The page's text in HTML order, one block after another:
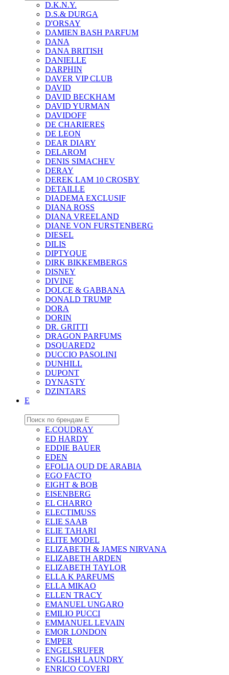
D.K.N.Y.
D.S.& DURGA
D'ORSAY
DAMIEN BASH PARFUM
DANA
DANA BRITISH
DANIELLE
DARPHIN
DAVER VIP CLUB
DAVID
DAVID BECKHAM
DAVID YURMAN
DAVIDOFF
DE CHARIERES
DE LEON
DEAR DIARY
DELAROM
DENIS SIMACHEV
DERAY
DEREK LAM 10 CROSBY
DETAILLE
DIADEMA EXCLUSIF
DIANA ROSS
DIANA VREELAND
DIANE VON FURSTENBERG
DIESEL
DILIS
DIPTYQUE
DIRK BIKKEMBERGS
DISNEY
DIVINE
DOLCE & GABBANA
DONALD TRUMP
DORA
DORIN
DR. GRITTI
DRAGON PARFUMS
DSQUARED2
DUCCIO PASOLINI
DUNHILL
DUPONT
DYNASTY
DZINTARS
E
E.COUDRAY
ED HARDY
EDDIE BAUER
EDEN
EFOLIA OUD DE ARABIA
EGO FACTO
EIGHT & BOB
EISENBERG
EL CHARRO
ELECTIMUSS
ELIE SAAB
ELIE TAHARI
ELITE MODEL
ELIZABETH & JAMES NIRVANA
ELIZABETH ARDEN
ELIZABETH TAYLOR
ELLA K PARFUMS
ELLA MIKAO
ELLEN TRACY
EMANUEL UNGARO
EMILIO PUCCI
EMMANUEL LEVAIN
EMOR LONDON
EMPER
ENGELSRUFER
ENGLISH LAUNDRY
ENRICO COVERI